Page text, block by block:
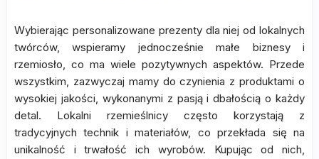
Wybierając personalizowane prezenty dla niej od lokalnych
twórców, wspieramy jednocześnie małe biznesy i
rzemiosło, co ma wiele pozytywnych aspektów. Przede
wszystkim, zazwyczaj mamy do czynienia z produktami o
wysokiej jakości, wykonanymi z pasją i dbałością o każdy
detal. Lokalni rzemieślnicy często korzystają z
tradycyjnych technik i materiałów, co przekłada się na
unikalność i trwałość ich wyrobów. Kupując od nich,